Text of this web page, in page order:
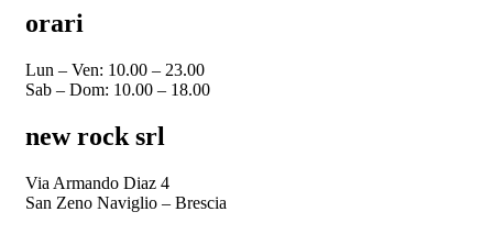
orari
Lun – Ven: 10.00 – 23.00
Sab – Dom: 10.00 – 18.00
new rock srl
Via Armando Diaz 4
San Zeno Naviglio – Brescia